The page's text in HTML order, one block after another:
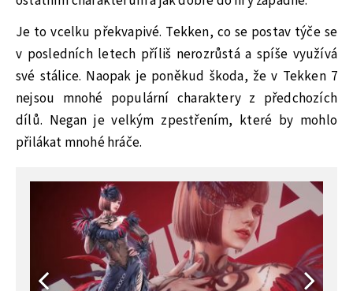
Je to vcelku překvapivé. Tekken, co se postav týče se
v posledních letech příliš nerozrůstá a spíše využívá
své stálice. Naopak je poněkud škoda, že v Tekken 7
nejsou mnohé populární charaktery z předchozích
dílů. Negan je velkým zpestřením, které by mohlo
přilákat mnohé hráče.